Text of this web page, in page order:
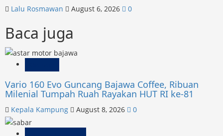
Lalu Rosmawan August 6, 2026 0
Baca juga
Vario 160 Evo Guncang Bajawa Coffee, Ribuan
Milenial Tumpah Ruah Rayakan HUT RI ke-81
Kepala Kampung August 8, 2026 0